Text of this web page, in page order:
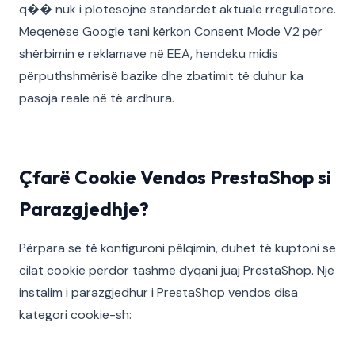
q�� nuk i plotësojnë standardet aktuale rregullatore.
Meqenëse Google tani kërkon Consent Mode V2 për
shërbimin e reklamave në EEA, hendeku midis
përputhshmërisë bazike dhe zbatimit të duhur ka
pasoja reale në të ardhura.
Çfarë Cookie Vendos PrestaShop si
Parazgjedhje?
Përpara se të konfiguroni pëlqimin, duhet të kuptoni se
cilat cookie përdor tashmë dyqani juaj PrestaShop. Një
instalim i parazgjedhur i PrestaShop vendos disa
kategori cookie-sh: